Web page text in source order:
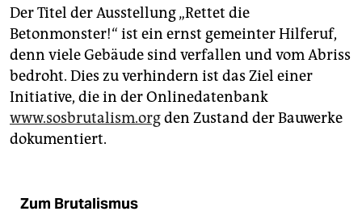
Der Titel der Ausstellung „Rettet die
Betonmonster!“ ist ein ernst gemeinter Hilferuf,
denn viele Gebäude sind verfallen und vom Abriss
bedroht. Dies zu verhindern ist das Ziel einer
Initiative, die in der Onlinedatenbank
www.sosbrutalism.orgden Zustand der Bauwerke
dokumentiert.
Zum Brutalismus